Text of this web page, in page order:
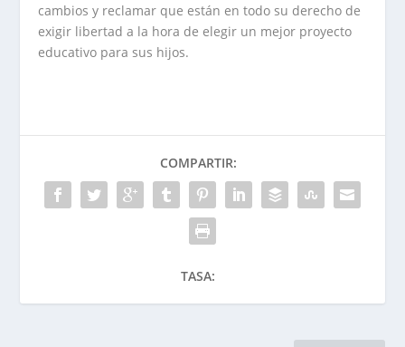
cambios y reclamar que están en todo su derecho de
exigir libertad a la hora de elegir un mejor proyecto
educativo para sus hijos.
COMPARTIR:
TASA: